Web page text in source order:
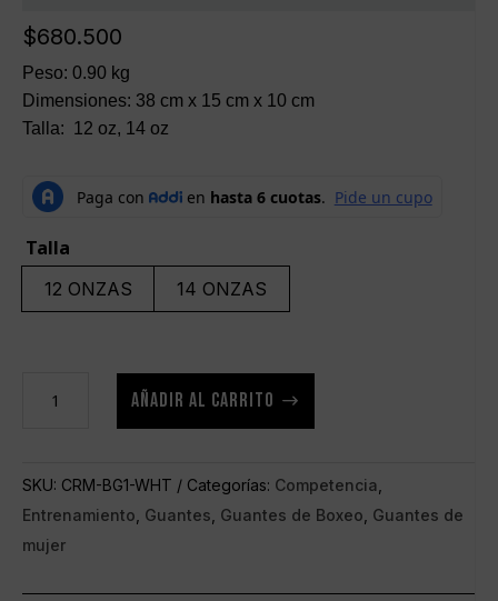
$680.500
Peso: 0.90 kg
Dimensiones: 38 cm x 15 cm x 10 cm
Talla: 12 oz, 14 oz
Talla
12 ONZAS 14 ONZAS
de
Cordón
cantidad
AÑADIR AL CARRITO
SKU: CRM-BG1-WHT Categorías: Competencia
Entrenamiento Guantes Guantes de Boxeo Guantes de
mujer